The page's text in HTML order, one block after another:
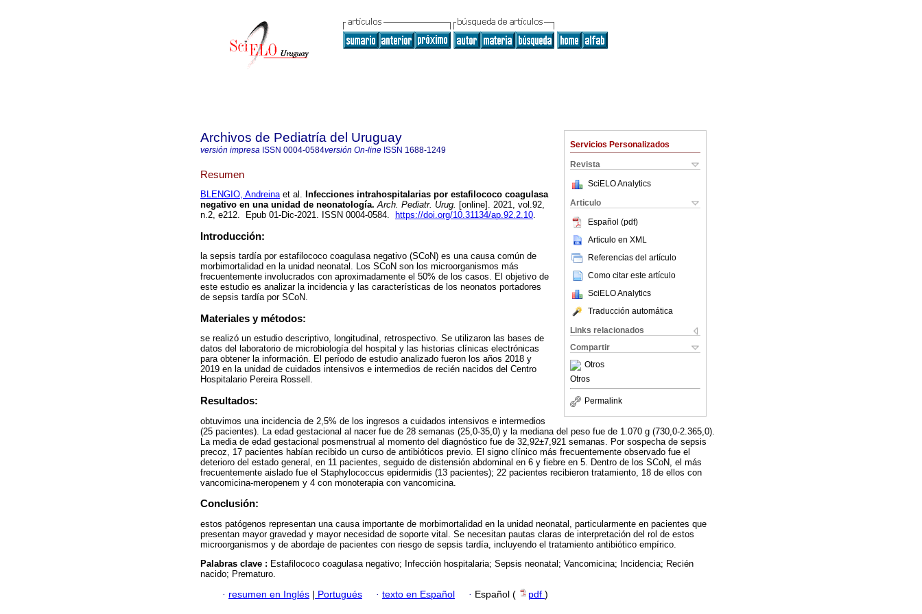
Servicios Personalizados
Revista
SciELO Analytics
Articulo
Español (pdf)
Articulo en XML
Referencias del artículo
Como citar este artículo
SciELO Analytics
Traducción automática
Links relacionados
Compartir
Otros
Otros
Permalink
Archivos de Pediatría del Uruguay
versión impresa ISSN 0004-0584versión On-line ISSN 1688-1249
Resumen
BLENGIO, Andreinaet al. Infecciones intrahospitalarias por estafilococo coagulasa
negativo en una unidad de neonatología. Arch. Pediatr. Urug. [online]. 2021, vol.92,
n.2, e212. Epub 01-Dic-2021. ISSN 0004-0584.
https://doi.org/10.31134/ap.92.2.10.
Introducción:
la sepsis tardía por estafilococo coagulasa negativo (SCoN) es una causa común de
morbimortalidad en la unidad neonatal. Los SCoN son los microorganismos más
frecuentemente involucrados con aproximadamente el 50% de los casos. El objetivo de
este estudio es analizar la incidencia y las características de los neonatos portadores
de sepsis tardía por SCoN.
Materiales y métodos:
se realizó un estudio descriptivo, longitudinal, retrospectivo. Se utilizaron las bases de
datos del laboratorio de microbiología del hospital y las historias clínicas electrónicas
para obtener la información. El período de estudio analizado fueron los años 2018 y
2019 en la unidad de cuidados intensivos e intermedios de recién nacidos del Centro
Hospitalario Pereira Rossell.
Resultados:
obtuvimos una incidencia de 2,5% de los ingresos a cuidados intensivos e intermedios
(25 pacientes). La edad gestacional al nacer fue de 28 semanas (25,0-35,0) y la mediana del peso fue de 1.070 g (730,0-2.365,0).
La media de edad gestacional posmenstrual al momento del diagnóstico fue de 32,92±7,921 semanas. Por sospecha de sepsis
precoz, 17 pacientes habían recibido un curso de antibióticos previo. El signo clínico más frecuentemente observado fue el
deterioro del estado general, en 11 pacientes, seguido de distensión abdominal en 6 y fiebre en 5. Dentro de los SCoN, el más
frecuentemente aislado fue el Staphylococcus epidermidis (13 pacientes); 22 pacientes recibieron tratamiento, 18 de ellos con
vancomicina-meropenem y 4 con monoterapia con vancomicina.
Conclusión:
estos patógenos representan una causa importante de morbimortalidad en la unidad neonatal, particularmente en pacientes que
presentan mayor gravedad y mayor necesidad de soporte vital. Se necesitan pautas claras de interpretación del rol de estos
microorganismos y de abordaje de pacientes con riesgo de sepsis tardía, incluyendo el tratamiento antibiótico empírico.
Palabras clave : Estafilococo coagulasa negativo; Infección hospitalaria; Sepsis neonatal; Vancomicina; Incidencia; Recién
nacido; Prematuro.
· resumen en Inglés Portugués · texto en Español · Español ( pdf )